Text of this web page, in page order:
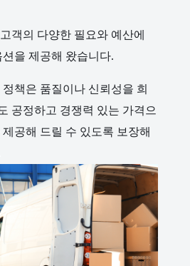
객의 다양한 필요와 예산에
을 제공해 왔습니다.
책은 품질이나 신뢰성을 희
공정하고 경쟁력 있는 가격으
공해 드릴 수 있도록 보장해